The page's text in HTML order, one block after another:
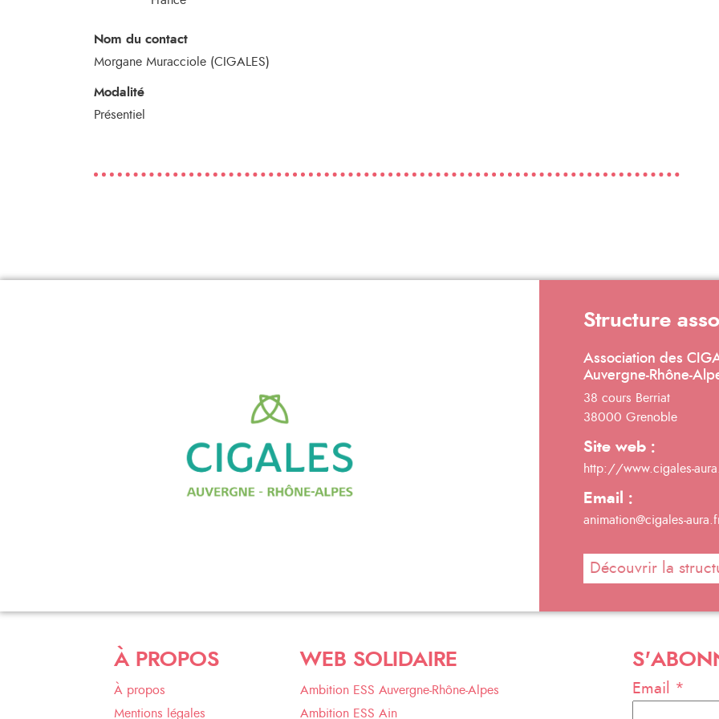
Nom du contact
Morgane Muracciole (CIGALES)
Modalité
Présentiel
Structure
Association des
Auvergne-Rhône-
38 cours Berriat
38000 Grenoble
Site web :
http://www.cigales-
Email :
animation@cigales-
Découvrir la
À PROPOS
À propos
Mentions légales
WEB SOLIDAIRE
Ambition ESS Auvergne-Rhône-Alpes
Ambition ESS Ain
Email *